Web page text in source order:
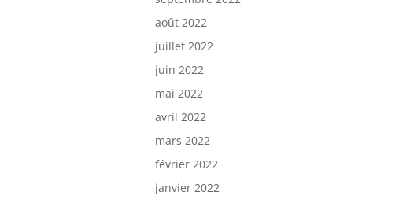
août 2022
juillet 2022
juin 2022
mai 2022
avril 2022
mars 2022
février 2022
janvier 2022